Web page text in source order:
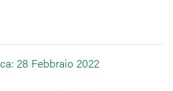
28 Febbraio 2022